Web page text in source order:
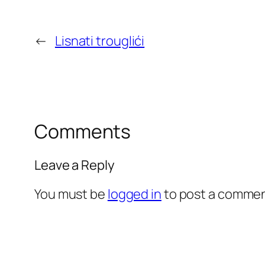
← Lisnati trouglići
Comments
Leave a Reply
You must be logged into post a